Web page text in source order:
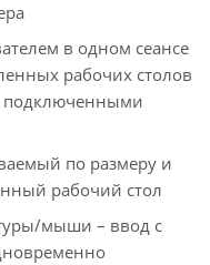
в одном сеансе
рабочих столов
подключенными
по размеру и
рабочий стол
мыши – ввод с